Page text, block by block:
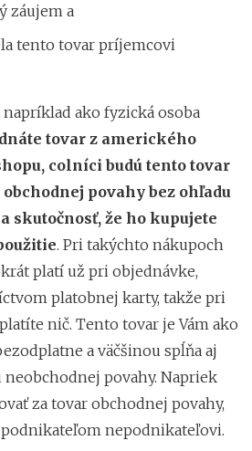
záujem a
tento tovar príjemcovi
napríklad ako fyzická osoba
tovar z amerického
colníci budú tento tovar
povahy bez ohľadu
skutočnosť, že ho kupujete
. Pri takýchto nákupoch
platí už pri objednávke,
platobnej karty, takže pri
nič. Tento tovar je Vám ako
a väčšinou spĺňa aj
povahy. Napriek
za tovar obchodnej povahy,
nepodnikateľovi.